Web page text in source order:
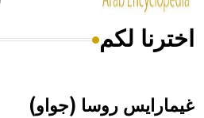
هل تعلم أن الأبسيد كلمة فرنسية
اخترنا لكم
غيمارايس روسا (جواو)